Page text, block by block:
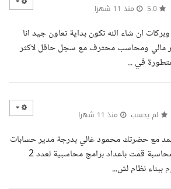
منذ 11 شهرا
ان شاء الله تكون بداية تعاون جيد انا
مالي ومحاسب محترف مع سجل حافل لاكثر
لم يحسب منذ 11 شهرا
مع حضرتك محمود غالي بدرجة مدير حسابات
خبرة 8 سنوات بمجال المحاسبة قمت باعداد برامج محاسبية لعدد 2
ببناء نظام لش...